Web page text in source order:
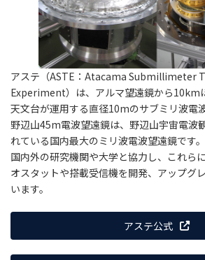
アステ（ASTE：Atacama Submillimeter
Experiment）は、アルマ望遠鏡から10km
天文台が運用する直径10mのサブミリ波電
野辺山45m電波望遠鏡は、野辺山宇宙電波
れている国内最大のミリ波電波望遠鏡です
国内外の研究機関や大学と協力し、これら
オスタットや搭載受信機を開発、アップグ
います。
アステ公式